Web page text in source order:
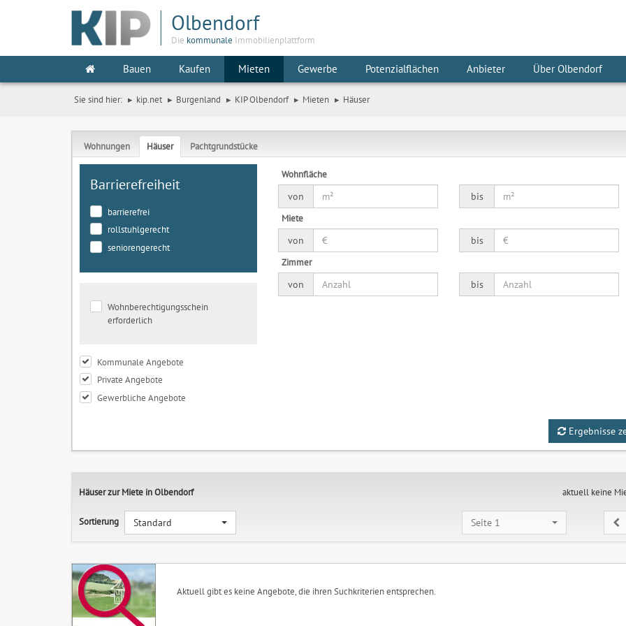
Olbendorf
Die kommunale Immobilienplattform
Bauen Kaufen Mieten Gewerbe Potenzialflächen Anbieter Über Olbendorf
Sie sind hier: kip.net Burgenland KIP Olbendorf Mieten Häuser
Wohnungen Häuser Pachtgrundstücke
Barrierefreiheit
barrierefrei
rollstuhlgerecht
seniorengerecht
Wohnberechtigungsschein
erforderlich
Kommunale Angebote
Private Angebote
Gewerbliche Angebote
Wohnfläche
von
bis
Miete
von
bis
Zimmer
von
bis
Ergebnisse
Häuser zur Miete in Olbendorf
Sortierung Standard
aktuell keine
Seite 1
Aktuell gibt es keine Angebote, die ihren Suchkriterien entsprechen.